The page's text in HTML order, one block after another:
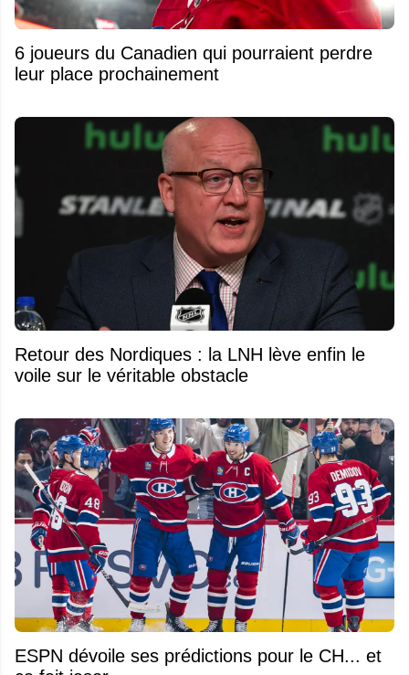
6 joueurs du Canadien qui pourraient perdre
leur place prochainement
Retour des Nordiques : la LNH lève enfin le
voile sur le véritable obstacle
ESPN dévoile ses prédictions pour le CH... et